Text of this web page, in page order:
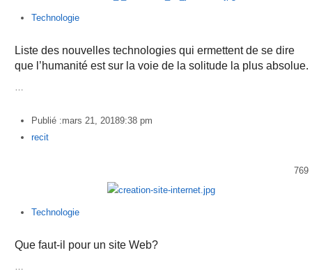
Technologie
Liste des nouvelles technologies qui ermettent de se dire
que l’humanité est sur la voie de la solitude la plus absolue.
Publié :mars 21, 20189:38 pm
Author
recit
769
Technologie
Que faut-il pour un site Web?